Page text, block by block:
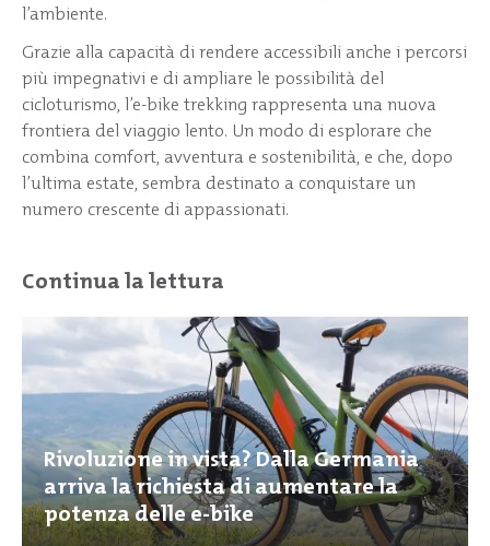
l’ambiente.
Grazie alla capacità di rendere accessibili anche i percorsi
più impegnativi e di ampliare le possibilità del
cicloturismo, l’e-bike trekking rappresenta una nuova
frontiera del viaggio lento. Un modo di esplorare che
combina comfort, avventura e sostenibilità, e che, dopo
l’ultima estate, sembra destinato a conquistare un
numero crescente di appassionati.
Continua la lettura
Rivoluzione in vista? Dalla Germania
arriva la richiesta di aumentare la
potenza delle e-bike